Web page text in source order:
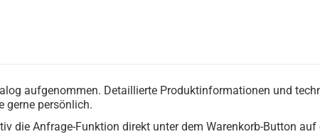
aufgenommen. Detaillierte Produktinformationen und
gerne persönlich.
Anfrage-Funktion direkt unter dem Warenkorb-Button auf